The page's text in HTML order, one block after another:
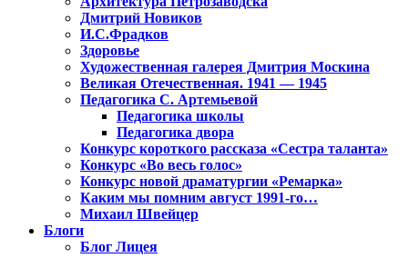
Дмитрий Новиков
И.С.Фрадков
Здоровье
Художественная галерея Дмитрия Москина
Великая Отечественная. 1941 — 1945
Педагогика С. Артемьевой
Педагогика школы
Педагогика двора
Конкурс короткого рассказа «Сестра таланта»
Конкурс «Во весь голос»
Конкурс новой драматургии «Ремарка»
Каким мы помним август 1991-го…
Михаил Швейцер
Блоги
Блог Лицея